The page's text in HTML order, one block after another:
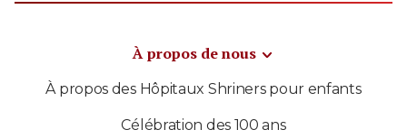
À propos de nous
À propos des Hôpitaux Shriners pour enfants
Célébration des 100 ans